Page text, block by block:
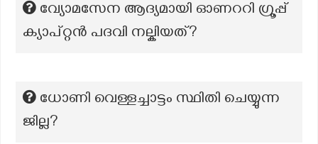
വ്യോമസേന ആദ്യമായി ഓണററി ഗ്രൂപ്പ്
ക്യാപ്റ്റൻ പദവി നല്കിയത്?
ധോണി വെള്ളച്ചാട്ടം സ്ഥിതി ചെയ്യുന്ന
ജില്ല?